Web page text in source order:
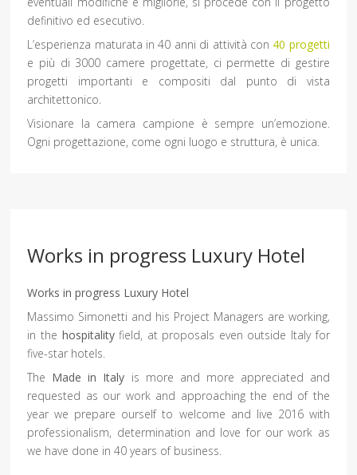
definitivo ed esecutivo.
L’esperienza maturata in 40 anni di attività con 40 progetti
e più di 3000 camere progettate, ci permette di gestire
progetti importanti e compositi dal punto di vista
architettonico.
Visionare la camera campione è sempre un’emozione.
Ogni progettazione, come ogni luogo e struttura, è unica.
Works in progress Luxury Hotel
Works in progress Luxury Hotel
Massimo Simonetti and his Project Managers are working,
in the hospitalityfield, at proposals even outside Italy for
five-star hotels.
The Made in Italy is more and more appreciated and
requested as our work and approaching the end of the
year we prepare ourself to welcome and live 2016 with
professionalism, determination and love for our work as
we have done in 40 years of business.